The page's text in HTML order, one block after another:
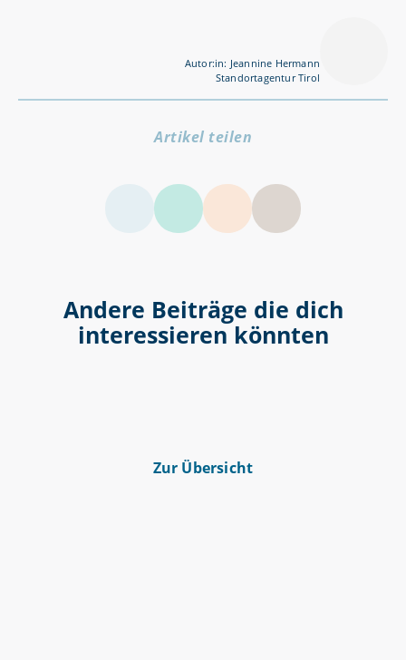
Autor:in: Jeannine Hermann
Standortagentur Tirol
Artikel teilen
LinkedIn
Facebook
Twitter
Andere Beiträge die dich
interessieren könnten
Zur Übersicht